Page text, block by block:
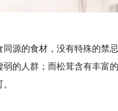
的食材，没有特殊的禁
的人群；而松茸含有丰富